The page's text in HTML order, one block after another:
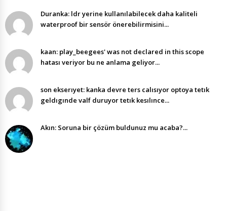
Duranka: ldr yerine kullanılabilecek daha kaliteli
waterproof bir sensör önerebilirmisini...
kaan: play_beegees' was not declared in this scope
hatası veriyor bu ne anlama geliyor...
son ekserıyet: kanka devre ters calısıyor optoya tetık
geldıgınde valf duruyor tetık kesılınce...
Akın: Soruna bir çözüm buldunuz mu acaba?...